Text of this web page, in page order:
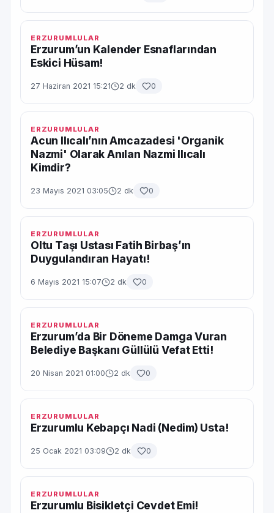
ERZURUMLULAR
Erzurum’un Kalender Esnaflarından
Eskici Hüsam!
27 Haziran 2021 15:21 2 dk 0
ERZURUMLULAR
Acun Ilıcalı’nın Amcazadesi 'Organik
Nazmi' Olarak Anılan Nazmi Ilıcalı
Kimdir?
23 Mayıs 2021 03:05 2 dk 0
ERZURUMLULAR
Oltu Taşı Ustası Fatih Birbaş’ın
Duygulandıran Hayatı!
6 Mayıs 2021 15:07 2 dk 0
ERZURUMLULAR
Erzurum’da Bir Döneme Damga Vuran
Belediye Başkanı Güllülü Vefat Etti!
20 Nisan 2021 01:00 2 dk 0
ERZURUMLULAR
Erzurumlu Kebapçı Nadi (Nedim) Usta!
25 Ocak 2021 03:09 2 dk 0
ERZURUMLULAR
Erzurumlu Bisikletçi Cevdet Emi!